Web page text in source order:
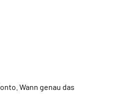
Wann genau das